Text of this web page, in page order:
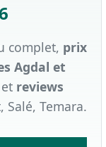
complet, prix
Agdal et
et reviews
Salé, Temara.